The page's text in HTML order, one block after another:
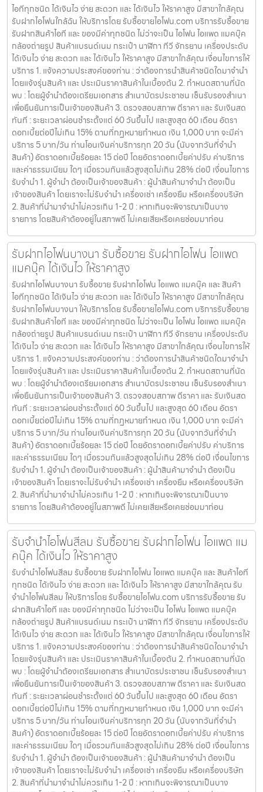
ไอทีทุกชนิด ได้เงินไว ง่าย สะดวก และ ได้เงินไว ให้ราคาสูง มีสาขาใกล้คุณ
รับฝากไอโฟนใกล้ฉัน ให้บริการโดย รับซื้อขายไอโฟน.com บริการรับซื้อขาย
รับฝากสินค้าไอที และ ของมีค่าทุกชนิด ไม่ว่าจะเป็น ไอโฟน ไอแพด แมคบุ๊ค
กล้องถ่ายรูป สินค้าแบรนด์เนม กระเป๋า นาฬิกา ทีวี จักรยาน เครื่องประดับ
ได้เงินไว ง่าย สะดวก และ ได้เงินไว ให้ราคาสูง มีสาขาใกล้คุณ เงื่อนไขการให้
บริการ 1. แจ้งความประสงค์ของท่าน : ว่าต้องการนำสินค้าชนิดใดมาจำนำ
โดยแจ้งรุ่นสินค้า และ ประเมินราคาสินค้าในเบื้องต้น 2. กำหนดสถานที่นัด
พบ : โดยผู้จำนำต้องเตรียมเอกสาร สำเนาบัตรประชาชน เซ็นรับรองสำเนา
เพื่อยืนยันการเป็นเจ้าของสินค้า 3. ตรวจสอบสภาพ ตีราคา และ รับเงินสด
ทันที : ระยะเวลาผ่อนชำระตั้งแต่ 60 วันขึ้นไป และสูงสุด 60 เดือน อัตรา
ดอกเบี้ยต่อปีไม่เกิน 15% ตามที่กฏหมายกำหนด เงิน 1,000 บาท จะมีค่า
บริการ 5 บาท/วัน ท่านโอนเงินค่าบริการทุก 20 วัน (นับจากวันที่จำนำ
สินค้า) อัตราดอกเบี้ยร้อยละ 15 ต่อปี โดยอัตราดอกเบี้ยค่าปรับ ค่าบริการ
และค่าธรรมเนียม ใดๆ เมื่อรวมกันแล้วสูงสุดไม่เกิน 28% ต่อปี เงื่อนไขการ
รับจำนำ 1. ผู้จำนำ ต้องเป็นเจ้าของสินค้า : ผู้นำสินค้ามาจำนำ ต้องเป็น
เจ้าของสินค้า โดยเราจะไม่รับจำนำ เครื่องเช่า เครื่องยืม หรือเครื่องบริษัท
2. สินค้าที่นำมาจำนำไม่ควรเกิน 1-2 ปี : หากเกินจะพิจารณาเป็นบาง
รายการ โดยสินค้าต้องอยู่ในสภาพดี ไม่เคยเสียหรือเคยซ่อมมาก่อน
รับฝากไอโฟนบางนา รับซื้อขาย รับฝากไอโฟน ไอแพด
แมคบุ๊ค ได้เงินไว ให้ราคาสูง
รับฝากไอโฟนบางนา รับซื้อขาย รับฝากไอโฟน ไอแพด แมคบุ๊ค และ สินค้า
ไอทีทุกชนิด ได้เงินไว ง่าย สะดวก และ ได้เงินไว ให้ราคาสูง มีสาขาใกล้คุณ
รับฝากไอโฟนบางนา ให้บริการโดย รับซื้อขายไอโฟน.com บริการรับซื้อขาย
รับฝากสินค้าไอที และ ของมีค่าทุกชนิด ไม่ว่าจะเป็น ไอโฟน ไอแพด แมคบุ๊ค
กล้องถ่ายรูป สินค้าแบรนด์เนม กระเป๋า นาฬิกา ทีวี จักรยาน เครื่องประดับ
ได้เงินไว ง่าย สะดวก และ ได้เงินไว ให้ราคาสูง มีสาขาใกล้คุณ เงื่อนไขการให้
บริการ 1. แจ้งความประสงค์ของท่าน : ว่าต้องการนำสินค้าชนิดใดมาจำนำ
โดยแจ้งรุ่นสินค้า และ ประเมินราคาสินค้าในเบื้องต้น 2. กำหนดสถานที่นัด
พบ : โดยผู้จำนำต้องเตรียมเอกสาร สำเนาบัตรประชาชน เซ็นรับรองสำเนา
เพื่อยืนยันการเป็นเจ้าของสินค้า 3. ตรวจสอบสภาพ ตีราคา และ รับเงินสด
ทันที : ระยะเวลาผ่อนชำระตั้งแต่ 60 วันขึ้นไป และสูงสุด 60 เดือน อัตรา
ดอกเบี้ยต่อปีไม่เกิน 15% ตามที่กฏหมายกำหนด เงิน 1,000 บาท จะมีค่า
บริการ 5 บาท/วัน ท่านโอนเงินค่าบริการทุก 20 วัน (นับจากวันที่จำนำ
สินค้า) อัตราดอกเบี้ยร้อยละ 15 ต่อปี โดยอัตราดอกเบี้ยค่าปรับ ค่าบริการ
และค่าธรรมเนียม ใดๆ เมื่อรวมกันแล้วสูงสุดไม่เกิน 28% ต่อปี เงื่อนไขการ
รับจำนำ 1. ผู้จำนำ ต้องเป็นเจ้าของสินค้า : ผู้นำสินค้ามาจำนำ ต้องเป็น
เจ้าของสินค้า โดยเราจะไม่รับจำนำ เครื่องเช่า เครื่องยืม หรือเครื่องบริษัท
2. สินค้าที่นำมาจำนำไม่ควรเกิน 1-2 ปี : หากเกินจะพิจารณาเป็นบาง
รายการ โดยสินค้าต้องอยู่ในสภาพดี ไม่เคยเสียหรือเคยซ่อมมาก่อน
รับจำนำไอโฟนสีลม รับซื้อขาย รับฝากไอโฟน ไอแพด แม
คบุ๊ค ได้เงินไว ให้ราคาสูง
รับจำนำไอโฟนสีลม รับซื้อขาย รับฝากไอโฟน ไอแพด แมคบุ๊ค และ สินค้าไอที
ทุกชนิด ได้เงินไว ง่าย สะดวก และ ได้เงินไว ให้ราคาสูง มีสาขาใกล้คุณ รับ
จำนำไอโฟนสีลม ให้บริการโดย รับซื้อขายไอโฟน.com บริการรับซื้อขาย รับ
ฝากสินค้าไอที และ ของมีค่าทุกชนิด ไม่ว่าจะเป็น ไอโฟน ไอแพด แมคบุ๊ค
กล้องถ่ายรูป สินค้าแบรนด์เนม กระเป๋า นาฬิกา ทีวี จักรยาน เครื่องประดับ
ได้เงินไว ง่าย สะดวก และ ได้เงินไว ให้ราคาสูง มีสาขาใกล้คุณ เงื่อนไขการให้
บริการ 1. แจ้งความประสงค์ของท่าน : ว่าต้องการนำสินค้าชนิดใดมาจำนำ
โดยแจ้งรุ่นสินค้า และ ประเมินราคาสินค้าในเบื้องต้น 2. กำหนดสถานที่นัด
พบ : โดยผู้จำนำต้องเตรียมเอกสาร สำเนาบัตรประชาชน เซ็นรับรองสำเนา
เพื่อยืนยันการเป็นเจ้าของสินค้า 3. ตรวจสอบสภาพ ตีราคา และ รับเงินสด
ทันที : ระยะเวลาผ่อนชำระตั้งแต่ 60 วันขึ้นไป และสูงสุด 60 เดือน อัตรา
ดอกเบี้ยต่อปีไม่เกิน 15% ตามที่กฏหมายกำหนด เงิน 1,000 บาท จะมีค่า
บริการ 5 บาท/วัน ท่านโอนเงินค่าบริการทุก 20 วัน (นับจากวันที่จำนำ
สินค้า) อัตราดอกเบี้ยร้อยละ 15 ต่อปี โดยอัตราดอกเบี้ยค่าปรับ ค่าบริการ
และค่าธรรมเนียม ใดๆ เมื่อรวมกันแล้วสูงสุดไม่เกิน 28% ต่อปี เงื่อนไขการ
รับจำนำ 1. ผู้จำนำ ต้องเป็นเจ้าของสินค้า : ผู้นำสินค้ามาจำนำ ต้องเป็น
เจ้าของสินค้า โดยเราจะไม่รับจำนำ เครื่องเช่า เครื่องยืม หรือเครื่องบริษัท
2. สินค้าที่นำมาจำนำไม่ควรเกิน 1-2 ปี : หากเกินจะพิจารณาเป็นบาง